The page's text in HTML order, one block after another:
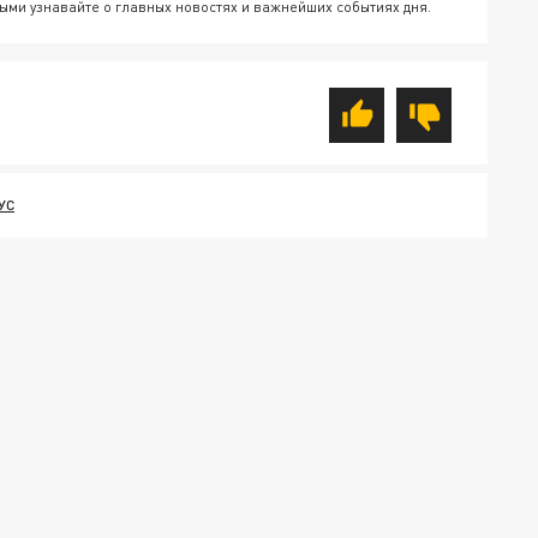
узнавайте о главных новостях и важнейших событиях дня.